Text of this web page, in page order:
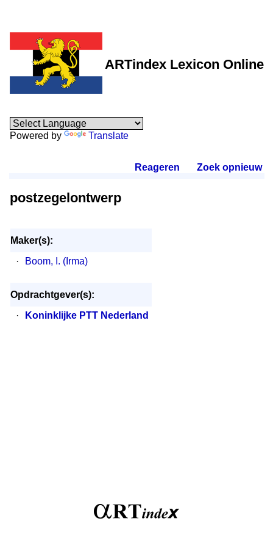
ARTindex Lexicon Online
Powered by Translate
Reageren Zoek opnieuw.
postzegelontwerp
Maker(s):
·
Boom, I. (Irma)
Opdrachtgever(s):
·
Koninklijke PTT Nederland